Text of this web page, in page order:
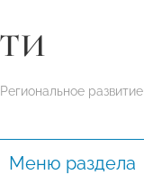
Региональное развитие
Меню раздела